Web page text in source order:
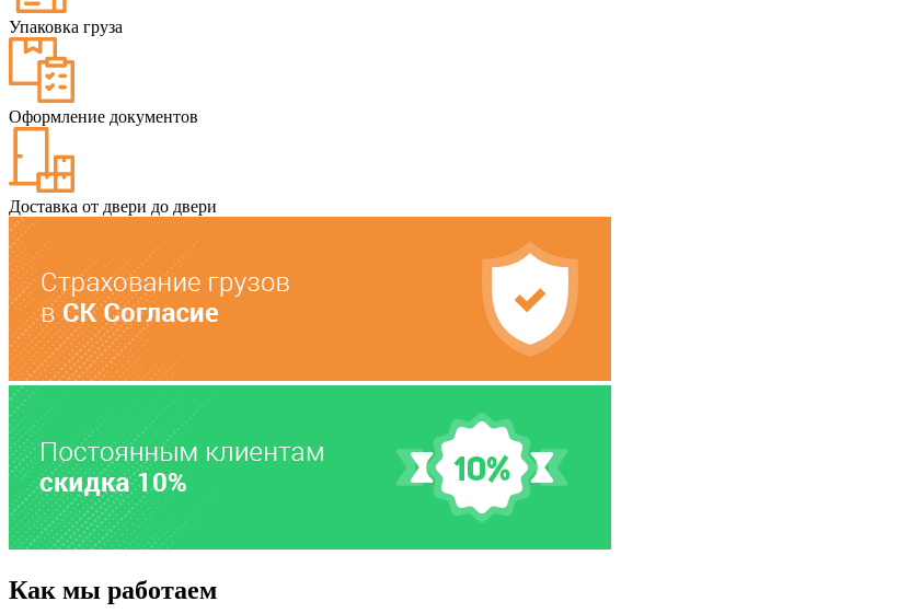
Упаковка груза
Оформление документов
Доставка от двери до двери
Как мы работаем